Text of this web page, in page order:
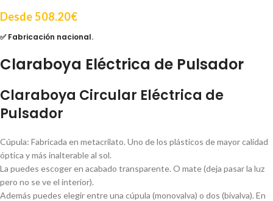
Desde508.20€
✅ Fabricación nacional.
Claraboya Eléctrica de Pulsador
Claraboya Circular Eléctrica de
Pulsador
Cúpula: Fabricada en metacrilato. Uno de los plásticos de mayor calidad
óptica y más inalterable al sol.
La puedes escoger en acabado transparente. O mate (deja pasar la luz
pero no se ve el interior).
Además puedes elegir entre una cúpula (monovalva) o dos (bivalva). En